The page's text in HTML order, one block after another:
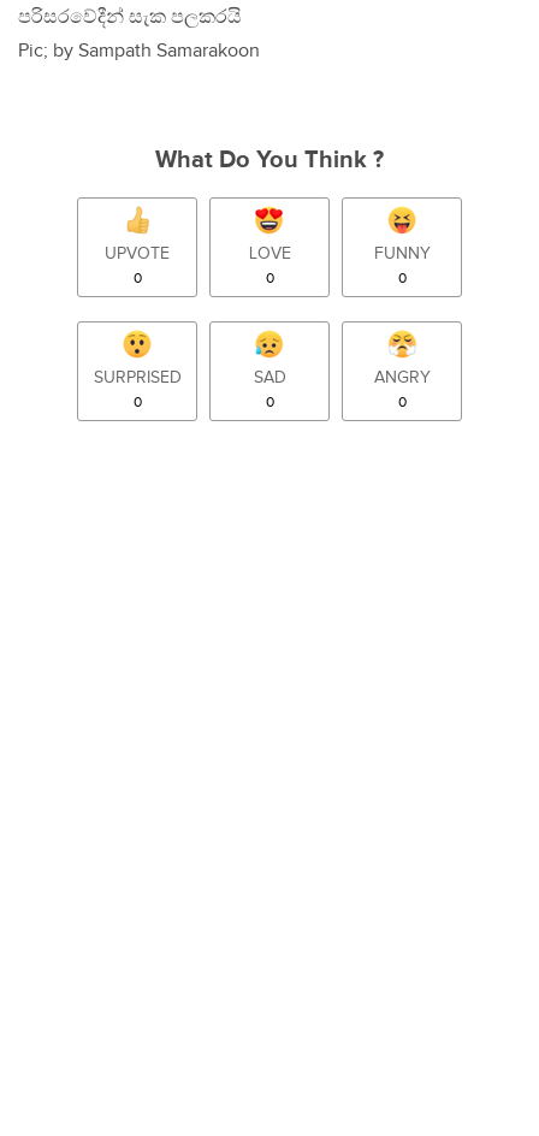
පරිසරවේදීන් සැක පලකරයි
Pic; by Sampath Samarakoon
What Do You Think ?
UPVOTE
0
LOVE
0
FUNNY
0
SURPRISED
0
SAD
0
ANGRY
0